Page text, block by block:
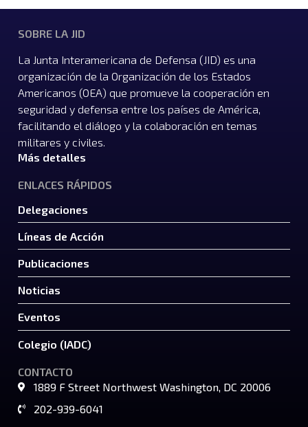
SOBRE LA JID
La Junta Interamericana de Defensa (JID) es una
organización de la Organización de los Estados
Americanos (OEA) que promueve la cooperación en
seguridad y defensa entre los países de América,
facilitando el diálogo y la colaboración en temas
militares y civiles.
Más detalles
ENLACES RÁPIDOS
Delegaciones
Líneas de Acción
Publicaciones
Noticias
Eventos
Colegio (IADC)
CONTACTO
1889 F Street Northwest Washington, DC 20006
202-939-6041